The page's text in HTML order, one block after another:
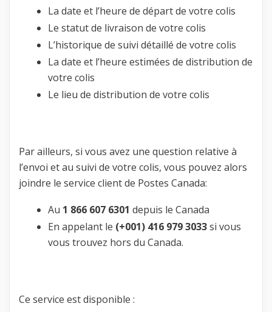
La date et l’heure de départ de votre colis
Le statut de livraison de votre colis
L’historique de suivi détaillé de votre colis
La date et l’heure estimées de distribution de
votre colis
Le lieu de distribution de votre colis
Par ailleurs, si vous avez une question relative à
l’envoi et au suivi de votre colis, vous pouvez alors
joindre le service client de Postes Canada:
Au 1 866 607 6301 depuis le Canada
En appelant le (+001) 416 979 3033si vous
vous trouvez hors du Canada.
Ce service est disponible :